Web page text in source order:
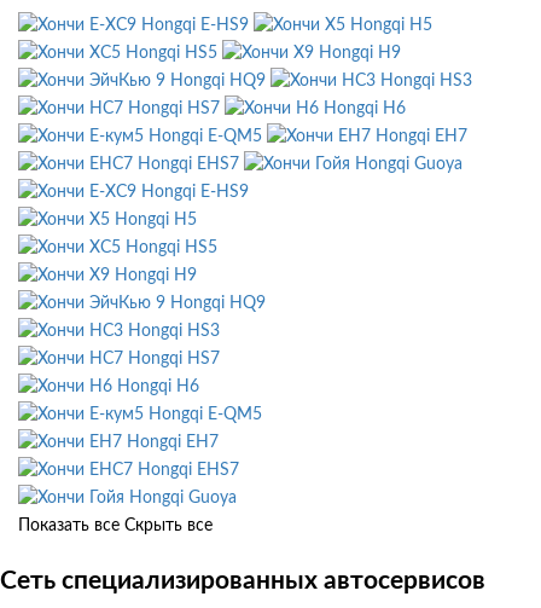
Hongqi E-HS9
Hongqi H5
Hongqi HS5
Hongqi H9
Hongqi HQ9
Hongqi HS3
Hongqi HS7
Hongqi H6
Hongqi E-QM5
Hongqi EH7
Hongqi EHS7
Hongqi Guoya
Hongqi E-HS9
Hongqi H5
Hongqi HS5
Hongqi H9
Hongqi HQ9
Hongqi HS3
Hongqi HS7
Hongqi H6
Hongqi E-QM5
Hongqi EH7
Hongqi EHS7
Hongqi Guoya
Показать все Скрыть все
Сеть специализированных автосервисов